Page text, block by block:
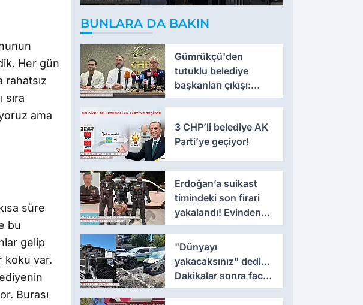
Her gün
rahatsız
sıra
ama
süre
bu
gelip
koku var.
Burası
anıldı
BUNLARA DA BAKIN
Gümrükçü'den
tutuklu belediye
başkanları çıkışı:
'Yıllarca iddianame
3 CHP’li belediye AK
Parti’ye geçiyor!
Erdoğan’a suikast
timindeki son firari
yakalandı! Evinden
çıkanlar şaşkınlık
yarattı
"Dünyayı
yakacaksınız" dedi...
Dakikalar sonra facia
yaşandı!